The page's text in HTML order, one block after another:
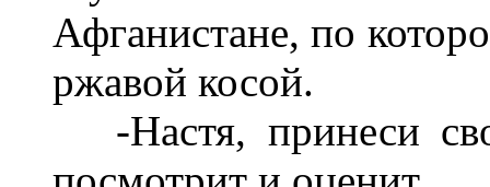
Афганистане, по
ржавой косой.
-Настя, принеси